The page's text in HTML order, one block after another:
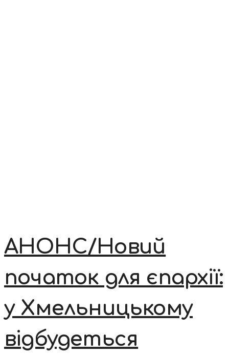
АНОНС/Новий
початок для єпархії:
у Хмельницькому
відбудеться